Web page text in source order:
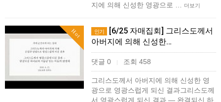
지에 의해 신성한 영광으로 …
더보기
Hot 인기
[6/25 자매집회] 그리스도께서
아버지에 의해 신성한…
댓글 0 | 조회 458
그리스도께서 아버지에 의해 신성한 영
광으로 영광스럽게 되신 결과그리스도께
서 영광스럽게 되신 결과 ― 완결되신 하